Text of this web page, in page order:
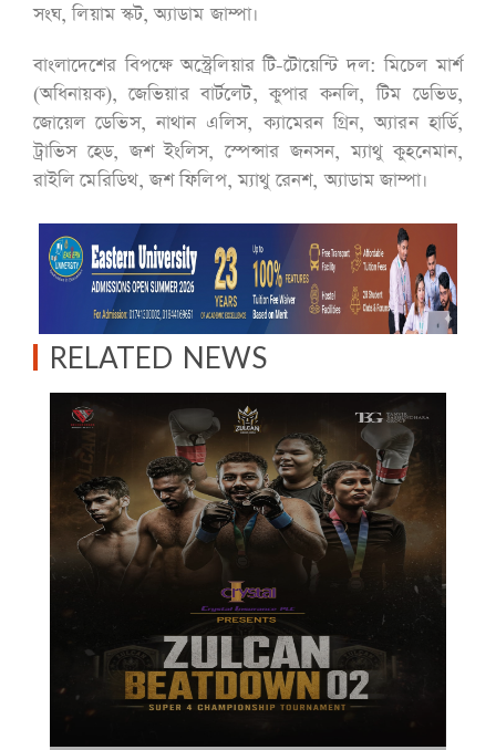
সংঘ, লিয়াম স্কট, অ্যাডাম জাম্পা।
বাংলাদেশের বিপক্ষে অস্ট্রেলিয়ার টি-টোয়েন্টি দল:মিচেল মার্শ
(অধিনায়ক), জেভিয়ার বার্টলেট, কুপার কনলি, টিম ডেভিড,
জোয়েল ডেভিস, নাথান এলিস, ক্যামেরন গ্রিন, অ্যারন হার্ডি,
ট্রাভিস হেড, জশ ইংলিস, স্পেন্সার জনসন, ম্যাথু কুহনেমান,
রাইলি মেরিডিথ, জশ ফিলিপ, ম্যাথু রেনশ, অ্যাডাম জাম্পা।
RELATED NEWS